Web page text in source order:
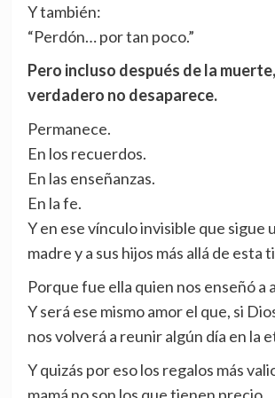
Y también:
“Perdón… por tan poco.”
Pero incluso después de la
verdadero no desaparece.
Permanece.
En los recuerdos.
En las enseñanzas.
En la fe.
Y en ese vínculo invisible que sigue
madre y a sus hijos más allá de esta
Porque fue ella quien nos enseñó a
Y será ese mismo amor el que, si
nos volverá a reunir algún día en la
Y quizás por eso los regalos más